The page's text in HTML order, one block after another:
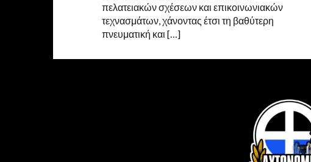
πελατειακών σχέσεων και επικοινωνιακών
τεχνασμάτων, χάνοντας έτσι τη βαθύτερη
πνευματική και […]